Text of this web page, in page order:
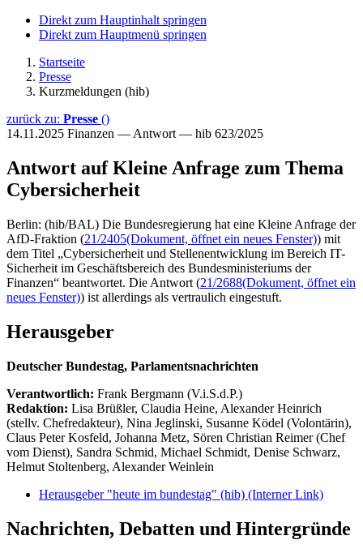
Direkt zum Hauptinhalt springen
Direkt zum Hauptmenü springen
Startseite
Presse
Kurzmeldungen (hib)
zurück zu: Presse ()
14.11.2025 Finanzen — Antwort — hib 623/2025
Antwort auf Kleine Anfrage zum Thema
Cybersicherheit
Berlin: (hib/BAL) Die Bundesregierung hat eine Kleine Anfrage der
AfD-Fraktion (21/2405(Dokument, öffnet ein neues Fenster)) mit
dem Titel „Cybersicherheit und Stellenentwicklung im Bereich IT-
Sicherheit im Geschäftsbereich des Bundesministeriums der
Finanzen“ beantwortet. Die Antwort (21/2688(Dokument, öffnet ein
neues Fenster)) ist allerdings als vertraulich eingestuft.
Herausgeber
Deutscher Bundestag, Parlamentsnachrichten
Verantwortlich: Frank Bergmann (V.i.S.d.P.)
Redaktion: Lisa Brüßler, Claudia Heine, Alexander Heinrich
(stellv. Chefredakteur), Nina Jeglinski, Susanne Ködel (Volontärin),
Claus Peter Kosfeld, Johanna Metz, Sören Christian Reimer (Chef
vom Dienst), Sandra Schmid, Michael Schmidt, Denise Schwarz,
Helmut Stoltenberg, Alexander Weinlein
Herausgeber "heute im bundestag" (hib) (Interner Link)
Nachrichten, Debatten und Hintergründe